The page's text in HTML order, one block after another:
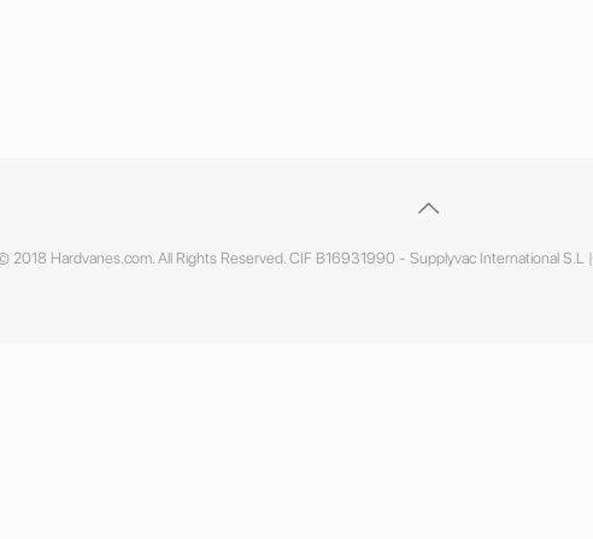
2018 Hardvanes.com. All Rights Reserved. CIF B16931990 - Supplyvac International S.L |